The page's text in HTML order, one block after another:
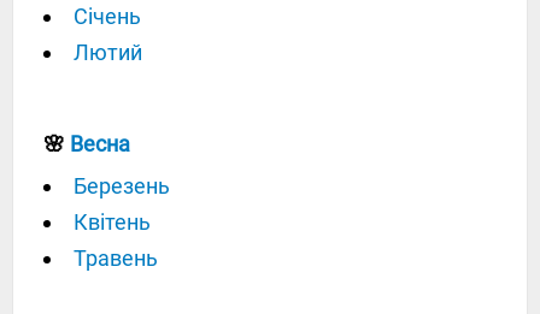
Січень
Лютий
🌸 Весна
Березень
Квітень
Травень